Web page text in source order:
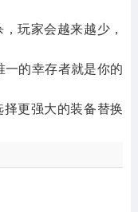
玩家会越来越少，
的幸存者就是你的
更强大的装备替换